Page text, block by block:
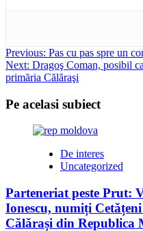
Post
navigation
Previous: Pas cu pas spre un
Next: Dragoş Coman, posibil
primăria Călăraşi
Pe acelasi subiect
De interes
Uncategorized
Parteneriat peste Prut:
Ionescu, numiți
Călărași din Republica